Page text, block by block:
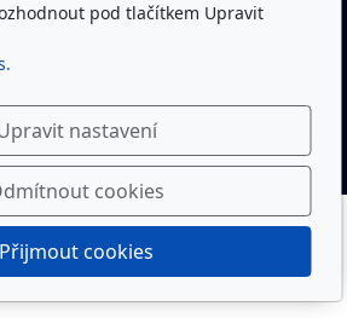
Trutnov včetně živého vysílání
pod tlačítkem Upravit
nastavení
cookies
Přijmout cookies
- baseball © 2022